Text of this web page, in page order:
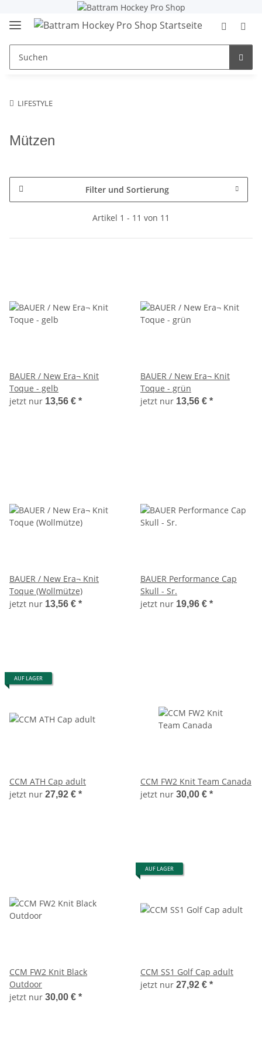
LIFESTYLE
Mützen
Filter und Sortierung
Artikel 1 - 11 von 11
BAUER / New Era¬ Knit
Toque - gelb
jetzt nur 13,56 € *
BAUER / New Era¬ Knit
Toque - grün
jetzt nur 13,56 € *
BAUER / New Era¬ Knit
Toque (Wollmütze)
jetzt nur 13,56 € *
BAUER Performance Cap
Skull - Sr.
jetzt nur 19,96 € *
AUF LAGER
CCM ATH Cap adult
jetzt nur 27,92 € *
CCM FW2 Knit Team Canada
jetzt nur 30,00 € *
CCM FW2 Knit Black
Outdoor
jetzt nur 30,00 € *
AUF LAGER
CCM SS1 Golf Cap adult
jetzt nur 27,92 € *